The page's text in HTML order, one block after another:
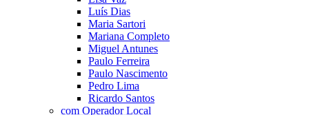
Luís Dias
Maria Sartori
Mariana Completo
Miguel Antunes
Paulo Ferreira
Paulo Nascimento
Pedro Lima
Ricardo Santos
com Operador Local